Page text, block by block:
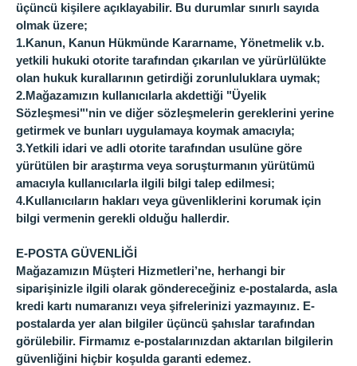
üçüncü kişilere açıklayabilir. Bu durumlar sınırlı sayıda
olmak üzere;
1.Kanun, Kanun Hükmünde Kararname, Yönetmelik v.b.
yetkili hukuki otorite tarafından çıkarılan ve yürürlülükte
olan hukuk kurallarının getirdiği zorunluluklara uymak;
2.Mağazamızın kullanıcılarla akdettiği "Üyelik
Sözleşmesi"'nin ve diğer sözleşmelerin gereklerini yerine
getirmek ve bunları uygulamaya koymak amacıyla;
3.Yetkili idari ve adli otorite tarafından usulüne göre
yürütülen bir araştırma veya soruşturmanın yürütümü
amacıyla kullanıcılarla ilgili bilgi talep edilmesi;
4.Kullanıcıların hakları veya güvenliklerini korumak için
bilgi vermenin gerekli olduğu hallerdir.
E-POSTA GÜVENLİĞİ
Mağazamızın Müşteri Hizmetleri’ne, herhangi bir
siparişinizle ilgili olarak göndereceğiniz e-postalarda, asla
kredi kartı numaranızı veya şifrelerinizi yazmayınız. E-
postalarda yer alan bilgiler üçüncü şahıslar tarafından
görülebilir. Firmamız e-postalarınızdan aktarılan bilgilerin
güvenliğini hiçbir koşulda garanti edemez.